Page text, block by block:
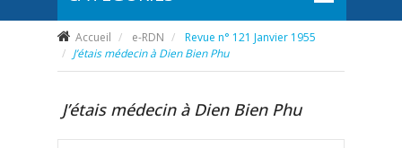
Accueil e-RDN
Revue n° 121 Janvier 1955
J’étais médecin à Dien Bien Phu
J’étais médecin à Dien Bien Phu